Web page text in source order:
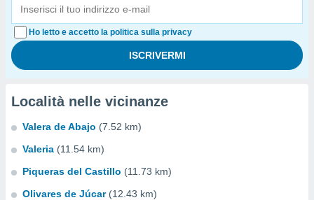
Ho letto e accetto la politica sulla privacy
Località nelle vicinanze
Valera de Abajo (7.52 km)
Valeria (11.54 km)
Piqueras del Castillo (11.73 km)
Olivares de Júcar (12.43 km)